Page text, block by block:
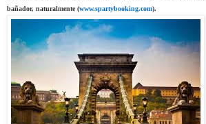
bañador, naturalmente (www.spartybooking.com).